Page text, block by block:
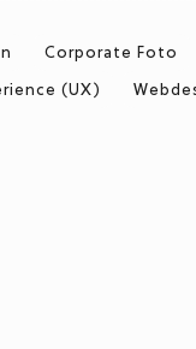
Corporate Foto
(UX)